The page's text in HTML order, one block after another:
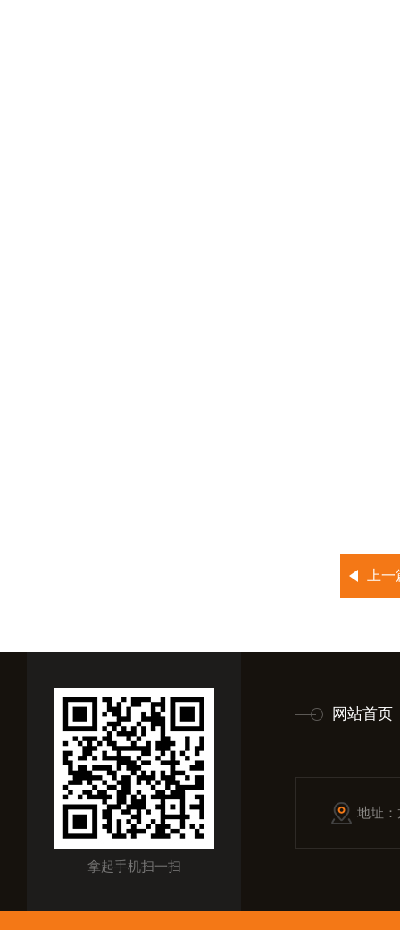
上
拿起手机扫一扫
网站首页
地址